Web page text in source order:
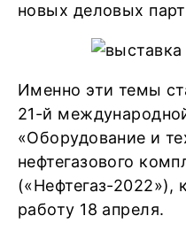
новых деловых
Именно эти темы
21-й
«Оборудование и
нефтегазового
(«Нефтегаз-2022»),
работу 18 апреля.